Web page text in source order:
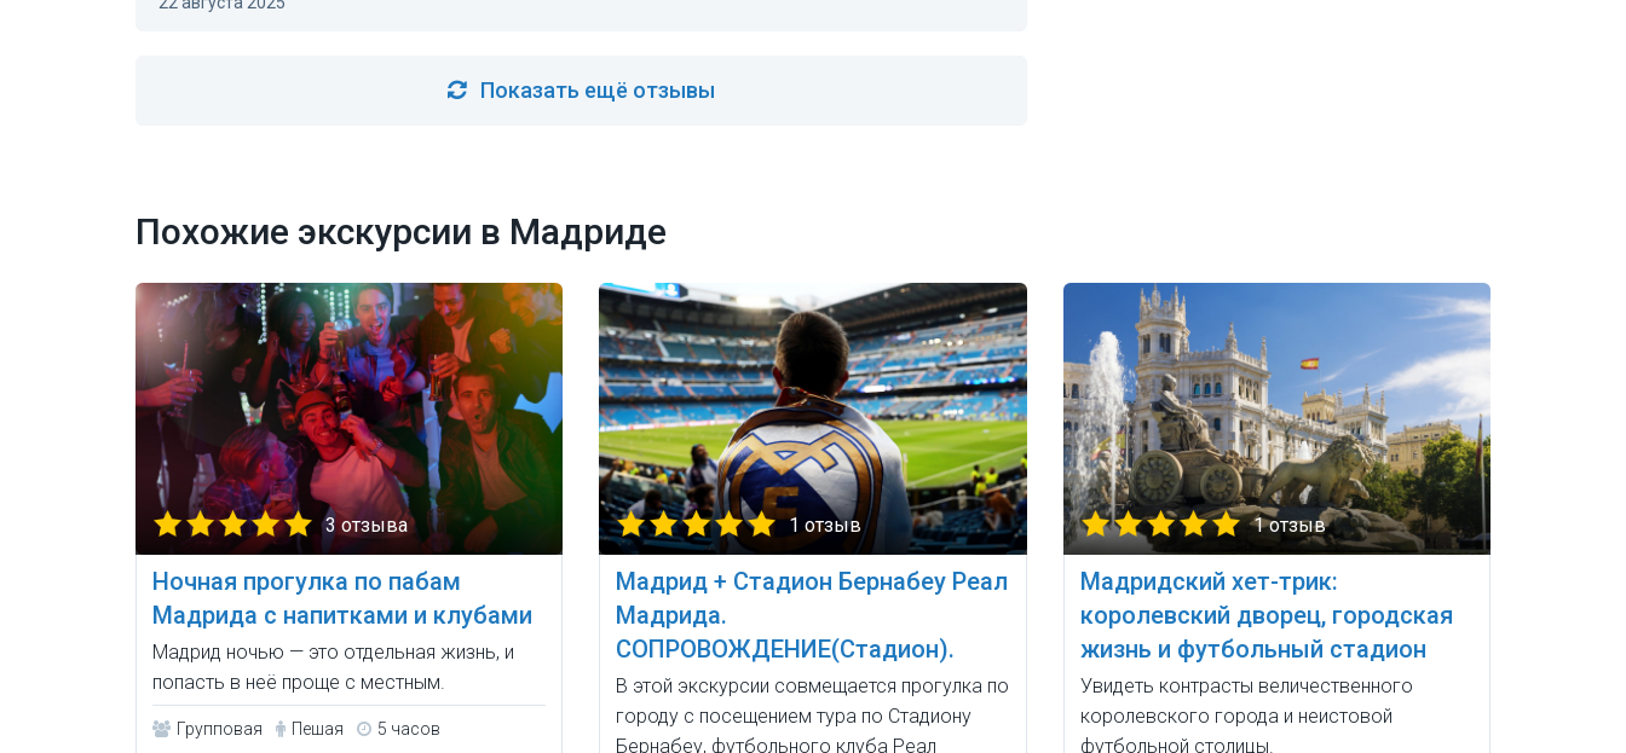
Показать ещё отзывы
Похожие экскурсии в Мадриде
3 отзыва
Ночная прогулка по пабам
Мадрида с напитками и клубами
Мадрид ночью — это отдельная жизнь, и
попасть в неё проще с местным.
Групповая Пешая 5 часов
1 отзыв
Мадрид + Стадион Бернабеу Реал
Мадрида.
СОПРОВОЖДЕНИЕ(Стадион).
В этой экскурсии совмещается прогулка по
городу с посещением тура по Стадиону
Бернабеу, футбольного клуба Реал
1 отзыв
Мадридский хет-трик:
королевский дворец, городская
жизнь и футбольный стадион
Увидеть контрасты величественного
королевского города и неистовой
футбольной столицы.